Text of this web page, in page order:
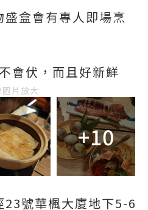
盒會有專人即場烹
會伏，而且好新鮮
圖片放大
+10
23號華楓大廈地下5-6